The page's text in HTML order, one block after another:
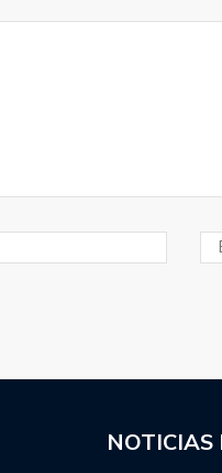
Colón de Emilia sopló 101
la segunda temporada.
general de las
regresó a las prácticas
y talentos.NOTICIAS